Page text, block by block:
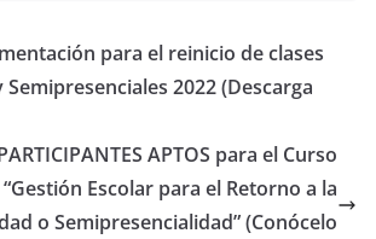
para el reinicio de clases
Semipresenciales 2022 (Descarga
APTOS para el Curso
Escolar para el Retorno a la
o Semipresencialidad” (Conócelo